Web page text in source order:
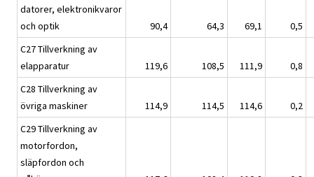
datorer, elektronikvaror
och optik
90,4 64,3 69,1
0,5
C27 Tillverkning av
elapparatur
119,6 108,5 111,9
0,8
C28 Tillverkning av
övriga maskiner
114,9 114,5 114,6
0,2
C29 Tillverkning av
motorfordon,
släpfordon och